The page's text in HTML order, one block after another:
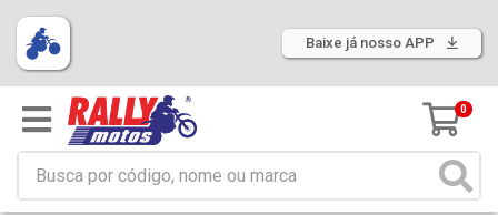
Baixe já nosso APP
0